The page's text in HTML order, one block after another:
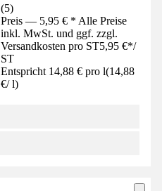
(5)
Preis — 5,95 € * Alle Preise
inkl. MwSt. und ggf. zzgl.
Versandkosten pro ST5,95 €*/
ST
Entspricht 14,88 € pro l(14,88
€/ l)